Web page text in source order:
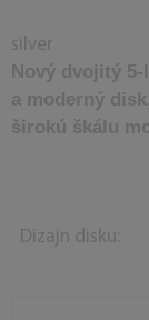
silver
Nový dvojitý
a moderný
širokú škálu
Dizajn disku: